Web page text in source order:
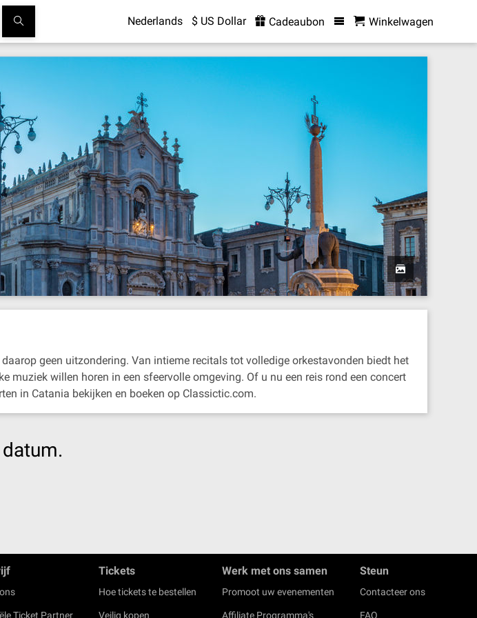
Nederlands $ US Dollar Cadeaubon Winkelwagen
geen uitzondering. Van intieme recitals tot volledige orkestavonden biedt het
muziek willen horen in een sfeervolle omgeving. Of u nu een reis rond een concert
in Catania bekijken en boeken op Classictic.com.
Ticket Partner
Tickets
Hoe tickets te bestellen
Veilig kopen
Werk met ons samen
Promoot uw evenementen
Affiliate Programma's
Steun
Contacteer ons
FAQ